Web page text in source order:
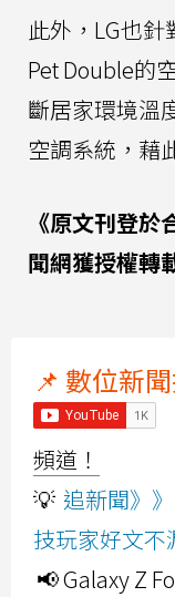
此外，LG也
Pet Double的
斷居家環境溫
空調系統，藉
《原文刊登於
聞網獲授權轉
📌 數位新
頻道！
💡 追新聞》
技玩家好文不
📢 Galaxy Z